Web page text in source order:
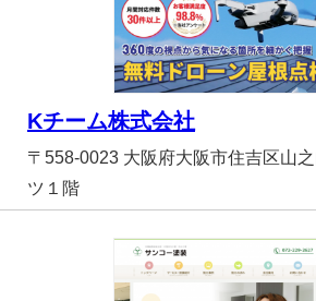
Kチーム株式会社
〒558-0023 大阪府大阪市住吉区山
ツ１階